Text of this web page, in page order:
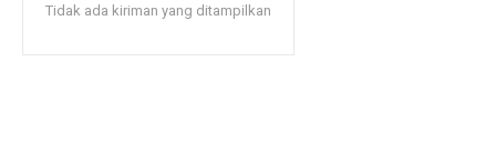
Tidak ada kiriman yang ditampilkan